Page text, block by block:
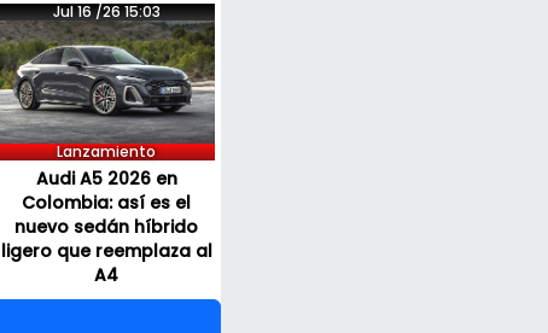
Jul 16 /26 15:03
Lanzamiento
Audi A5 2026 en
Colombia: así es el
nuevo sedán híbrido
ligero que reemplaza al
A4